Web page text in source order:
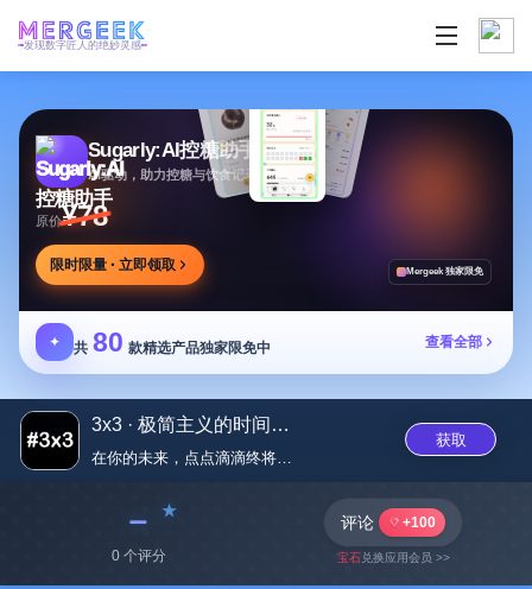
发现数字匠人的绝妙灵感
Sugarly:AI控糖助手
AI驱动，助力控糖与饮食记录，提供个性化建议
原价¥78
限时限量 · 立即领取 Mergeek 独家限免
✦ 共 80 款精选产品独家限免中 查看全部
3x3 · 极简主义的时间管理...
在你的未来，点点滴滴终将有所关...
获取
﹣
0 个评分
评论 +100
宝石兑换应用会员 >>